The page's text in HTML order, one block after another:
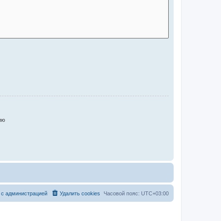
Часовой пояс: UTC+03:00
Удалить cookies
администрацией